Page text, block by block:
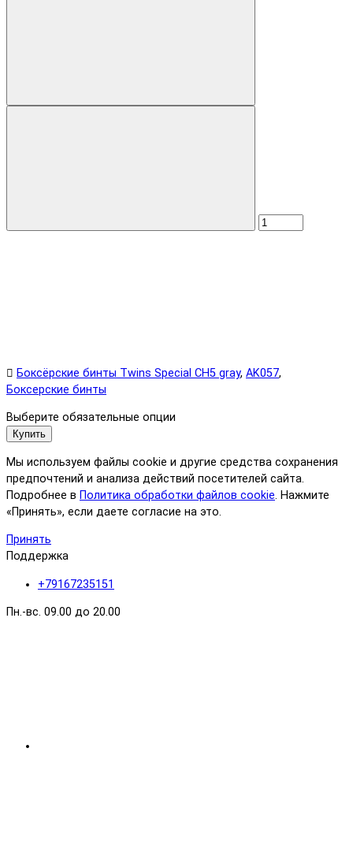
Боксёрские бинты Twins Special CH5 gray, AK057,
Боксерские бинты
Выберите обязательные опции
Купить
Мы используем файлы cookie и другие средства сохранения
предпочтений и анализа действий посетителей сайта.
Подробнее в Политика обработки файлов cookie. Нажмите
«Принять», если даете согласие на это.
Принять
Поддержка
+79167235151
Пн.-вс. 09.00 до 20.00